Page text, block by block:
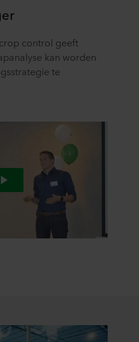
control geeft
kan worden
te